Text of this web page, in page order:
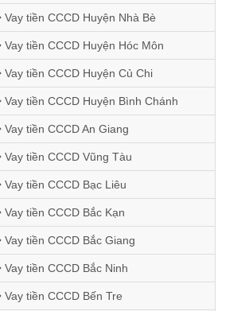
Vay tiền CCCD Huyện Nhà Bè
Vay tiền CCCD Huyện Hóc Môn
Vay tiền CCCD Huyện Củ Chi
Vay tiền CCCD Huyện Bình Chánh
Vay tiền CCCD An Giang
Vay tiền CCCD Vũng Tàu
Vay tiền CCCD Bạc Liêu
Vay tiền CCCD Bắc Kạn
Vay tiền CCCD Bắc Giang
Vay tiền CCCD Bắc Ninh
Vay tiền CCCD Bến Tre